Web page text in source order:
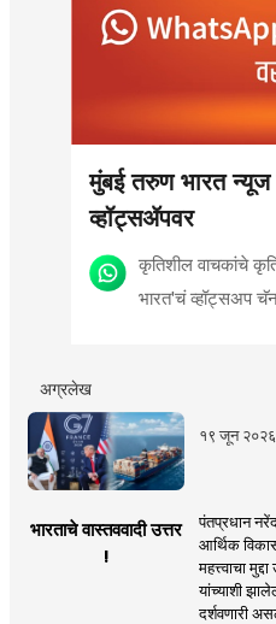
मुंबई तरुण भारत न्यूज
व्हॉट्सॲपवर
कृतिशील वाचकांचे
भारत'चं व्हॉट्सअप
अग्रलेख
१९ जून २०२६
भारताचे वास्तववादी उत्तर
!
पंतप्रधान
आर्थिक
महत्त्वाचा
यांच्याशी
दर्शवणारी